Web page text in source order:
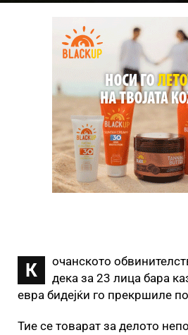
К
очанското
дека за 23 лица бара
евра бидејќи го прекршиле
Тие се товарат за делото